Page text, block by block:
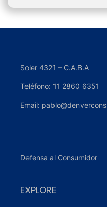
Soler 4321 – C.A.B.A
Teléfono: 11 2860 6351
Email:
Defensa al Consumidor
EXPLORE